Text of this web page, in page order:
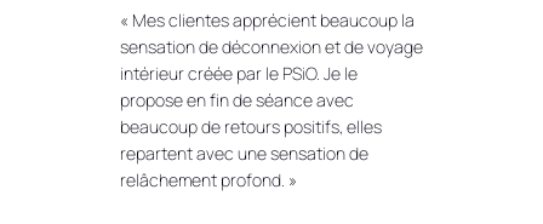
« Mes clientes apprécient beaucoup la
sensation de déconnexion et de voyage
intérieur créée par le PSiO. Je le
propose en fin de séance avec
beaucoup de retours positifs, elles
repartent avec une sensation de
relâchement profond. »